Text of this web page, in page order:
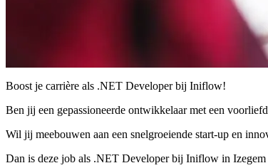
Boost je carrière als .NET Developer bij Iniflow!
Ben jij een gepassioneerde ontwikkelaar met een
Wil jij meebouwen aan een snelgroeiende start-up en
Dan is deze job als .NET Developer bij Iniflow in Izegem